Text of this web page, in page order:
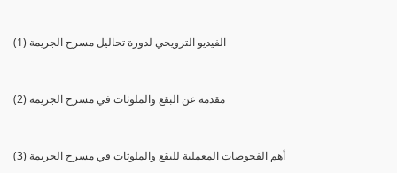
(1) الفيديو الترويجي لدورة تحاليل مسرح الجريمة
(2) مقدمة عن البقع والملوثات في مسرح الجريمة
(3) أهم الفحوصات المعملية للبقع والملوثات في مسرح الجريمة